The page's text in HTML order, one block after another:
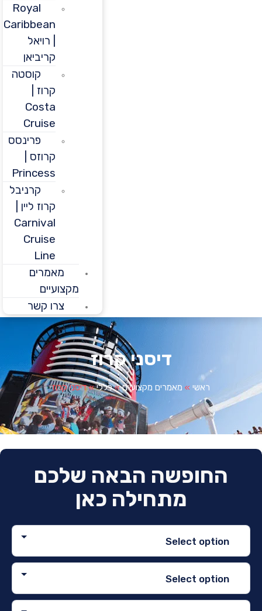
Royal
Caribbean
קריביאן
קוסטה
Costa
Cruise
פרינסס
קרוזס |
Princess
קרניבל
קרוז ליין |
Carnival
Cruise
מאמרים
מקצועיים
צרו קשר
דיסני קרוז
»מאמרים מקצועיים»כללי»דיסני קרוז
החופשה הבאה שלכם
מתחילה כאן
Select option
Select option